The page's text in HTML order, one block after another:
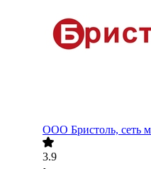
ООО Бристоль, сеть
3.9